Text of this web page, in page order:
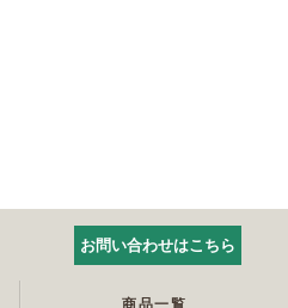
お問い合わせはこちら
商品一覧